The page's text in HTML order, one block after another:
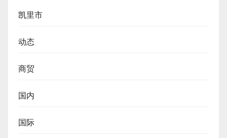
凯里市
动态
商贸
国内
国际